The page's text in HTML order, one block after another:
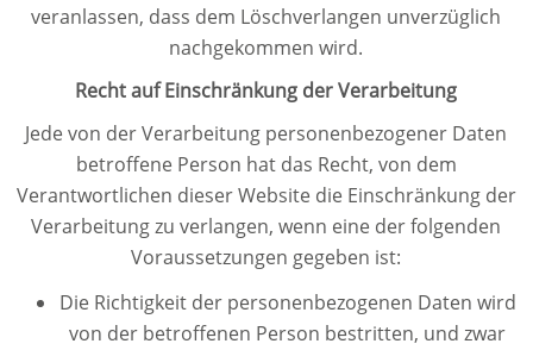
veranlassen, dass dem Löschverlangen unverzüglich
nachgekommen wird.
Recht auf Einschränkung der Verarbeitung
Jede von der Verarbeitung personenbezogener Daten
betroffene Person hat das Recht, von dem
Verantwortlichen dieser Website die Einschränkung der
Verarbeitung zu verlangen, wenn eine der folgenden
Voraussetzungen gegeben ist:
Die Richtigkeit der personenbezogenen Daten wird
von der betroffenen Person bestritten, und zwar